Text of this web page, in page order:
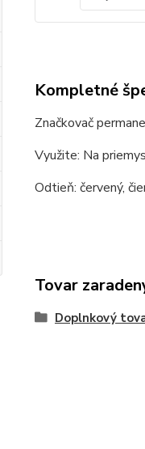
Kompletné
Značkovač
Využite: Na
Odtieň: červený,
Tovar
Doplnkový